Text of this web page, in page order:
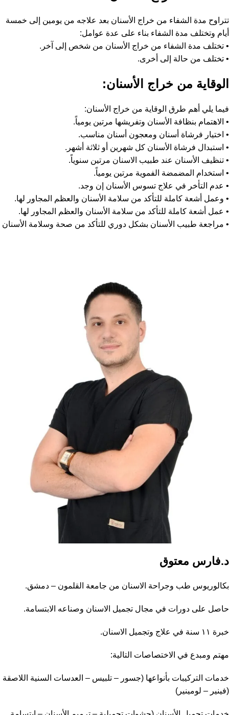
تتراوح مدة الشفاء من خراج الأسنان بعد علاجه من يومين إلى خمسة
أيام وتختلف مدة الشفاء بناء على عدة عوامل:
• تختلف مدة الشفاء من خراج الأسنان من شخص إلى آخر.
• تختلف من حالة إلى أخرى.
الوقاية من خراج الأسنان:
فيما يلي أهم طرق الوقاية من خراج الأسنان:
• الاهتمام بنظافة الأسنان وتفريشها مرتين يومياً.
• اختيار فرشاة أسنان ومعجون أسنان مناسب.
• استبدال فرشاة الأسنان كل شهرين أو ثلاثة أشهر.
• تنظيف الأسنان عند طبيب الاسنان مرتين سنوياً.
• استخدام المضمضة الفموية مرتين يومياً.
• عدم التأخر في علاج تسوس الأسنان إن وجد.
• وعمل أشعة كاملة للتأكد من سلامة الأسنان والعظم المجاور لها.
• عمل أشعة كاملة للتأكد من سلامة الأسنان والعظم المجاور لها.
• مراجعة طبيب الأسنان بشكل دوري للتأكد من صحة وسلامة الأسنان
د.فارس معتوق
بكالوريوس طب وجراحة الاسنان من جامعة القلمون – دمشق.
حاصل على دورات في مجال تجميل الاسنان وصناعه الابتسامة.
خبرة ١١ سنة في علاج وتجميل الاسنان.
مهتم ومبدع في الاختصاصات التالية:
خدمات التركيبات بأنواعها (جسور – تلبيس – العدسات السنية اللاصقة
(فينير – لومينير)